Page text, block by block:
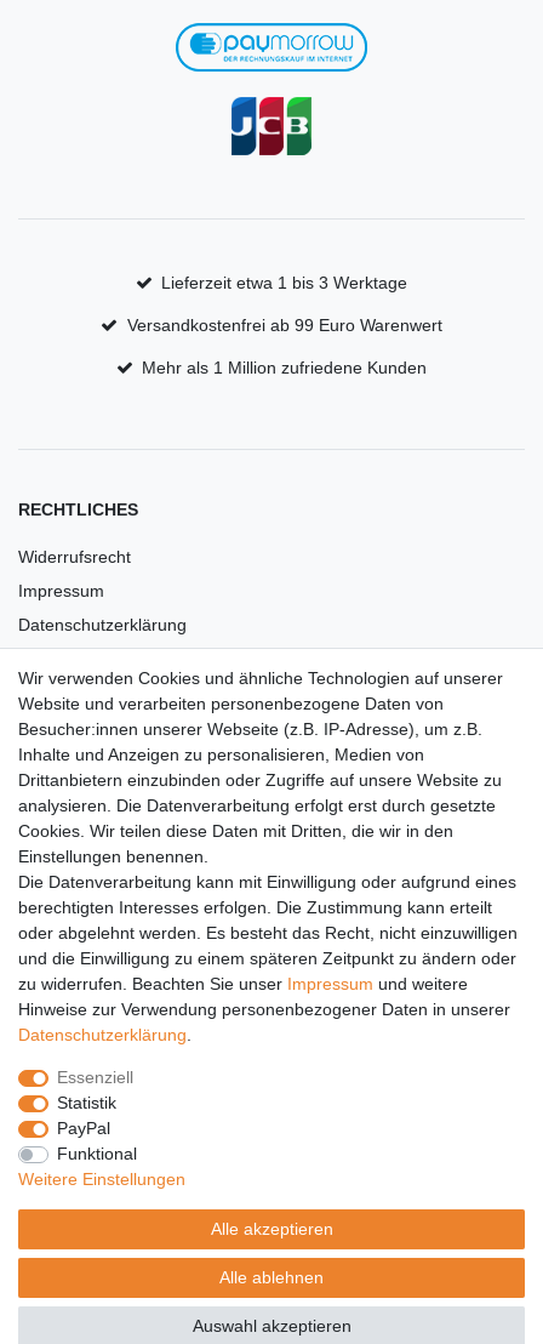
Lieferzeit etwa 1 bis 3 Werktage
Versandkostenfrei ab 99 Euro Warenwert
Mehr als 1 Million zufriedene Kunden
RECHTLICHES
Widerrufsrecht
Impressum
Datenschutzerklärung
Versandkosten
Barrierefreiheit
Anleitungen
Vertrag widerrufen
PARTNER
DHL
GLS
PaketPLUS
SPONSORING
Malchower SV 90
Malchower Wölfe
ZERTIFIKATE
Händlerbund
Trusted Shops
Wir verwenden Cookies und ähnliche Technologien auf unserer
Website und verarbeiten personenbezogene Daten von
Besucher:innen unserer Webseite (z.B. IP-Adresse), um z.B.
Inhalte und Anzeigen zu personalisieren, Medien von
Drittanbietern einzubinden oder Zugriffe auf unsere Website zu
analysieren. Die Datenverarbeitung erfolgt erst durch gesetzte
Cookies. Wir teilen diese Daten mit Dritten, die wir in den
Einstellungen benennen.
Die Datenverarbeitung kann mit Einwilligung oder aufgrund eines
berechtigten Interesses erfolgen. Die Zustimmung kann erteilt
oder abgelehnt werden. Es besteht das Recht, nicht einzuwilligen
und die Einwilligung zu einem späteren Zeitpunkt zu ändern oder
zu widerrufen. Beachten Sie unser Impressum und weitere
Hinweise zur Verwendung personenbezogener Daten in unserer
Daten­schutz­erklärung
Essenziell
Statistik
PayPal
Funktional
Weitere Einstellungen
Alle akzeptieren
Alle ablehnen
Auswahl akzeptieren